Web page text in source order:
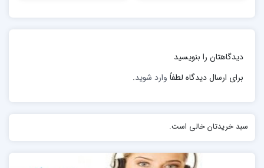
– متیل گزانتین نظیر کافئین، تئوبرومین که به عنوان
دیدگاهتان را بنویسید
برای ارسال دیدگاه لطفاً وارد شوید.
سبد خریدتان خالی است.